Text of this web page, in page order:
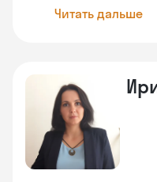
Читать дальше